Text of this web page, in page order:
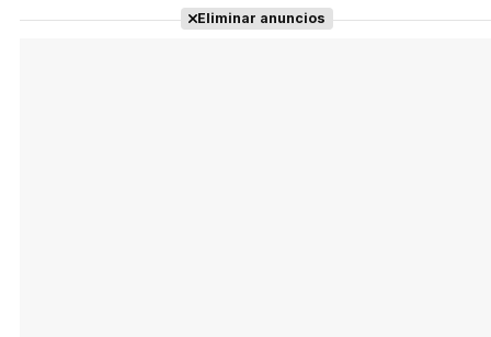
Eliminar anuncios